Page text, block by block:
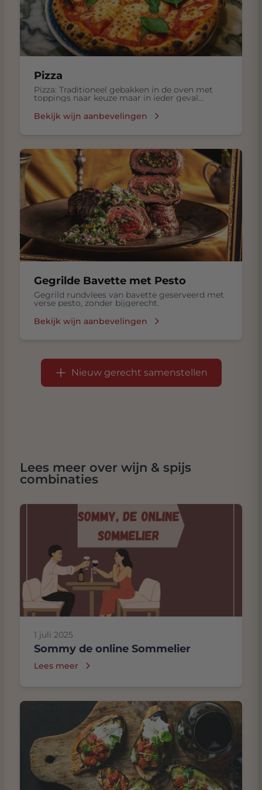
Pizza
Pizza: Traditioneel gebakken in de oven met
toppings naar keuze maar in ieder geval
Bekijk wijn aanbevelingen
Gegrilde Bavette met Pesto
Gegrild rundvlees van bavette geserveerd met
verse pesto, zonder bijgerecht.
Bekijk wijn aanbevelingen
Nieuw gerecht samenstellen
Lees meer over wijn & spijs
combinaties
1 juli 2025
Sommy de online Sommelier
Lees meer